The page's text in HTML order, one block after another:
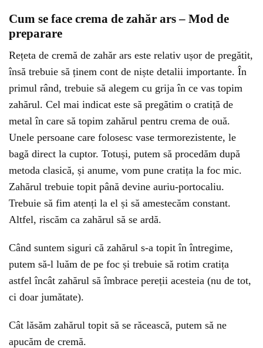
Cum se face crema de zahăr ars – Mod de
preparare
Rețeta de cremă de zahăr ars este relativ ușor de pregătit,
însă trebuie să ținem cont de niște detalii importante. În
primul rând, trebuie să alegem cu grija în ce vas topim
zahărul. Cel mai indicat este să pregătim o cratiță de
metal în care să topim zahărul pentru crema de ouă.
Unele persoane care folosesc vase termorezistente, le
bagă direct la cuptor. Totuși, putem să procedăm după
metoda clasică, și anume, vom pune cratița la foc mic.
Zahărul trebuie topit până devine auriu-portocaliu.
Trebuie să fim atenți la el și să amestecăm constant.
Altfel, riscăm ca zahărul să se ardă.
Când suntem siguri că zahărul s-a topit în întregime,
putem să-l luăm de pe foc și trebuie să rotim cratița
astfel încât zahărul să îmbrace pereții acesteia (nu de tot,
ci doar jumătate).
Cât lăsăm zahărul topit să se răcească, putem să ne
apucăm de cremă.